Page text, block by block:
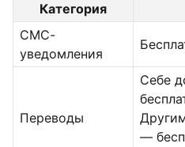
Категория
СМС-
уведомления
Переводы
Себе
—